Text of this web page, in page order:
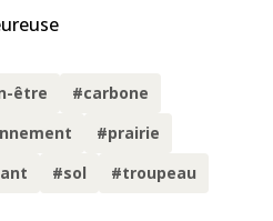
être
#carbone
#prairie
#sol #troupeau